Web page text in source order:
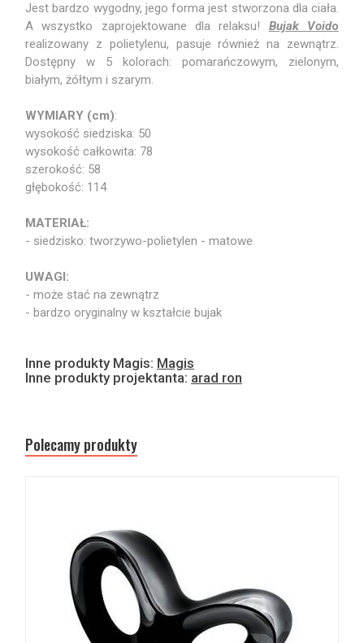
Jest bardzo wygodny, jego forma jest stworzona dla ciała.
A wszystko zaprojektowane dla relaksu! Bujak Voido
realizowany z polietylenu, pasuje również na zewnątrz.
Dostępny w 5 kolorach: pomarańczowym, zielonym,
białym, żółtym i szarym.
WYMIARY (cm):
wysokość siedziska: 50
wysokość całkowita: 78
szerokość: 58
głębokość: 114
MATERIAŁ:
- siedzisko: tworzywo-polietylen - matowe
UWAGI:
- może stać na zewnątrz
- bardzo oryginalny w kształcie bujak
Inne produkty Magis: Magis
Inne produkty projektanta: arad ron
Polecamy produkty